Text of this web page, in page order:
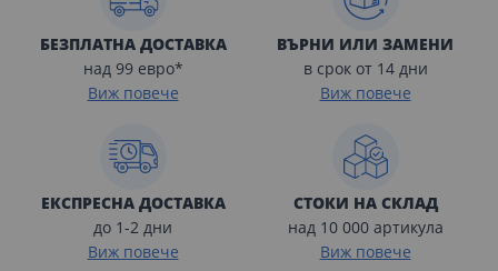
БЕЗПЛАТНА ДОСТАВКА
над 99 евро*
Виж повече
ВЪРНИ ИЛИ ЗАМЕНИ
в срок от 14 дни
Виж повече
ЕКСПРЕСНА ДОСТАВКА
до 1-2 дни
Виж повече
СТОКИ НА СКЛАД
над 10 000 артикула
Виж повече